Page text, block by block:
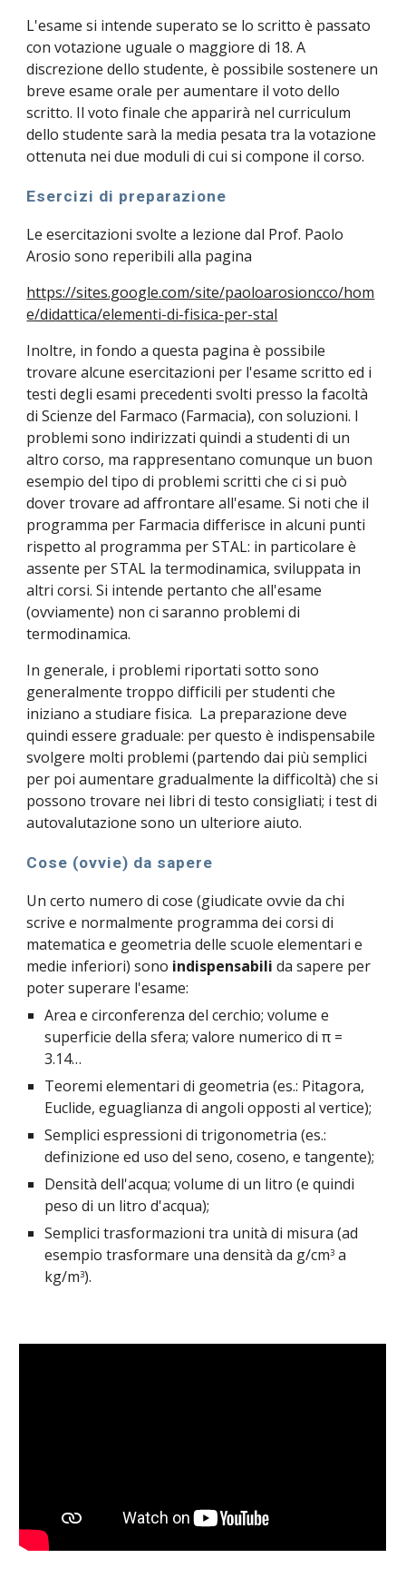
L'esame si intende superato se lo scritto è passato
con votazione uguale o maggiore di 18. A
discrezione dello studente, è possibile sostenere un
breve esame orale per aumentare il voto dello
scritto. Il voto finale che apparirà nel curriculum
dello studente sarà la media pesata tra la votazione
ottenuta nei due moduli di cui si compone il corso.
Esercizi di preparazione
Le esercitazioni svolte a lezione dal Prof. Paolo
Arosio sono reperibili alla pagina
https://sites.google.com/site/paoloarosioncco/hom
e/didattica/elementi-di-fisica-per-stal
Inoltre, in fondo a questa pagina è possibile
trovare alcune esercitazioni per l'esame scritto ed i
testi degli esami precedenti svolti presso la facoltà
di Scienze del Farmaco (Farmacia), con soluzioni. I
problemi sono indirizzati quindi a studenti di un
altro corso, ma rappresentano comunque un buon
esempio del tipo di problemi scritti che ci si può
dover trovare ad affrontare all'esame. Si noti che il
programma per Farmacia differisce in alcuni punti
rispetto al programma per STAL: in particolare è
assente per STAL la termodinamica, sviluppata in
altri corsi. Si intende pertanto che all'esame
(ovviamente) non ci saranno problemi di
termodinamica.
In generale, i problemi riportati sotto sono
generalmente troppo difficili per studenti che
iniziano a studiare fisica.  La preparazione deve
quindi essere graduale: per questo è indispensabile
svolgere molti problemi (partendo dai più semplici
per poi aumentare gradualmente la difficoltà) che si
possono trovare nei libri di testo consigliati; i test di
autovalutazione sono un ulteriore aiuto.
Cose (ovvie) da sapere
Un certo numero di cose (giudicate ovvie da chi
scrive e normalmente programma dei corsi di
matematica e geometria delle scuole elementari e
medie inferiori) sono indispensabili da sapere per
poter superare l'esame:
Area e circonferenza del cerchio; volume e
superficie della sfera; valore numerico di π =
3.14…
Teoremi elementari di geometria (es.: Pitagora,
Euclide, eguaglianza di angoli opposti al vertice);
Semplici espressioni di trigonometria (es.:
definizione ed uso del seno, coseno, e tangente);
Densità dell'acqua; volume di un litro (e quindi
peso di un litro d'acqua);
Semplici trasformazioni tra unità di misura (ad
esempio trasformare una densità da g/cm3 a
kg/m3).